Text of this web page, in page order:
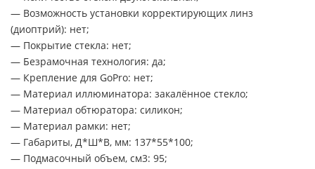
— Возможность установки корректирующих линз
(диоптрий): нет;
— Покрытие стекла: нет;
— Безрамочная технология: да;
— Крепление для GoPro: нет;
— Материал иллюминатора: закалённое стекло;
— Материал обтюратора: силикон;
— Материал рамки: нет;
— Габариты, Д*Ш*В, мм: 137*55*100;
— Подмасочный объем, см3: 95;